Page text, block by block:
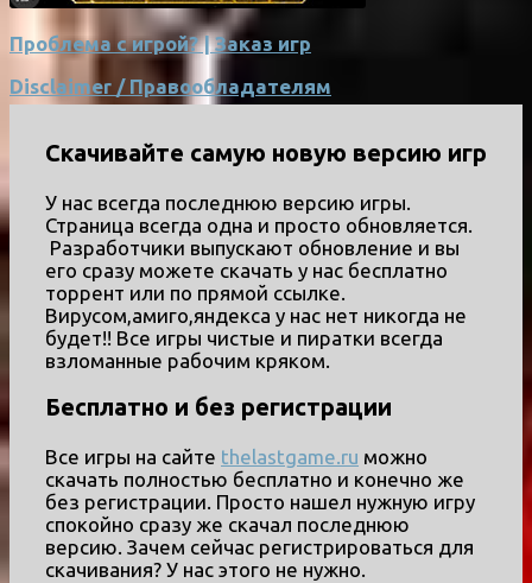
Проблема с игрой? | Заказ игр
Disclaimer / Правообладателям
Скачивайте самую новую версию игр
У нас всегда последнюю версию игры.
Страница всегда одна и просто обновляется.
Разработчики выпускают обновление и вы
его сразу можете скачать у нас бесплатно
торрент или по прямой ссылке.
Вирусом,амиго,яндекса у нас нет никогда не
будет!! Все игры чистые и пиратки всегда
взломанные рабочим кряком.
Бесплатно и без регистрации
Все игры на сайте thelastgame.ru можно
скачать полностью бесплатно и конечно же
без регистрации. Просто нашел нужную игру
спокойно сразу же скачал последнюю
версию. Зачем сейчас регистрироваться для
скачивания? У нас этого не нужно.